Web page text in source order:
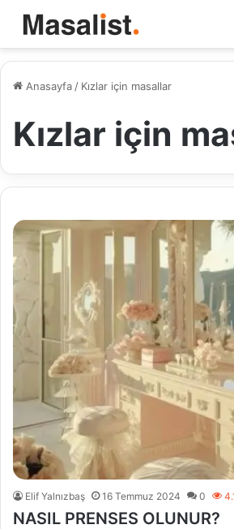
Anasayfa / Kızlar için masallar
Kızlar için
Elif Yalnızbaş 16 Temmuz 2024 0
NASIL PRENSES OLUNUR?